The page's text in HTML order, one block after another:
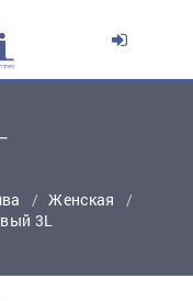
Женская
3L